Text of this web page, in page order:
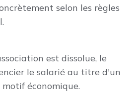
selon les règles
est dissolue, le
le salarié au titre d'un
économique.